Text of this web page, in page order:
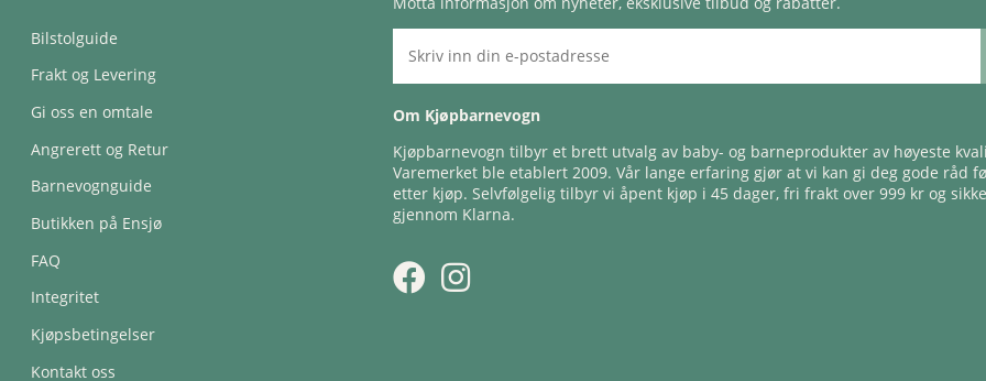
Bilstolguide
Frakt og Levering
Gi oss en omtale
Angrerett og Retur
Barnevognguide
Butikken på Ensjø
FAQ
Integritet
Kjøpsbetingelser
Kontakt oss
Om Kjøpbarnevogn
Kjøpbarnevogn tilbyr et brett utvalg av baby- og barneprodukter av høyeste
Varemerket ble etablert 2009. Vår lange erfaring gjør at vi kan gi deg gode råd
etter kjøp. Selvfølgelig tilbyr vi åpent kjøp i 45 dager, fri frakt over 999 kr og
gjennom Klarna.